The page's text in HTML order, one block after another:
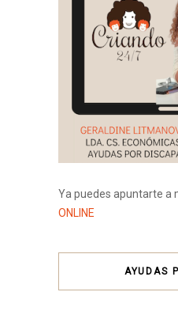
Ya puedes apuntarte a
ONLINE
AYUDAS